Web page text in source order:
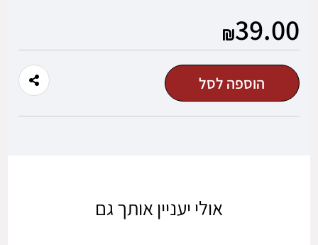
משתמש חדש/אורח
להרשמה
39.00
הוספה לסל
אולי יעניין אותך גם